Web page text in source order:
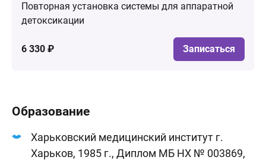
Повторная установка системы для аппаратной
детоксикации
6 330 ₽ Записаться
Образование
Харьковский медицинский институт г.
Харьков, 1985 г., Диплом МБ НХ № 003869,